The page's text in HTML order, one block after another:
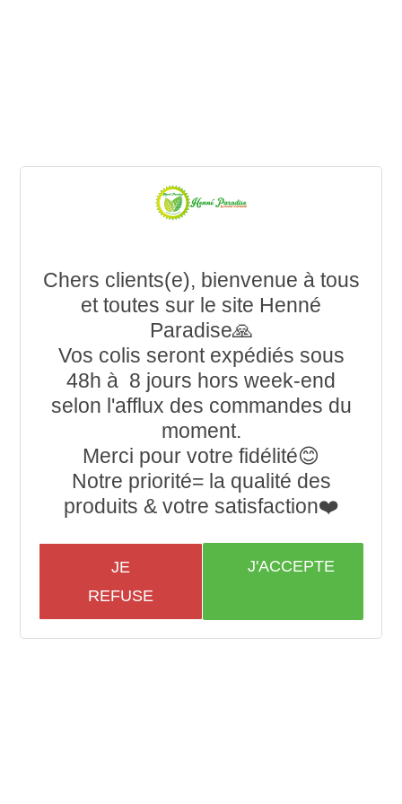
Chers clients(e), bienvenue à tous
et toutes sur le site Henné
Paradise🙏
Vos colis seront expédiés sous
48h à 8 jours hors week-end
selon l'afflux des commandes du
moment.
Merci pour votre fidélité😊
Notre priorité= la qualité des
produits & votre satisfaction❤️
JE
REFUSE
J'ACCEPTE